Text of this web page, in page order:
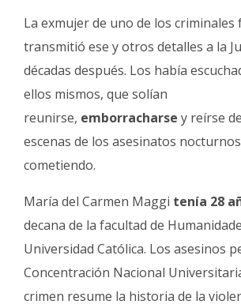
La exmujer de uno de los criminales
transmitió ese y otros detalles a la
décadas después. Los había
ellos mismos, que solían
reunirse, emborracharse y reírse
escenas de los asesinatos
cometiendo.
María del Carmen Maggi tenía 28
decana de la facultad de
Universidad Católica. Los asesinos
Concentración Nacional
crimen resume la historia de la